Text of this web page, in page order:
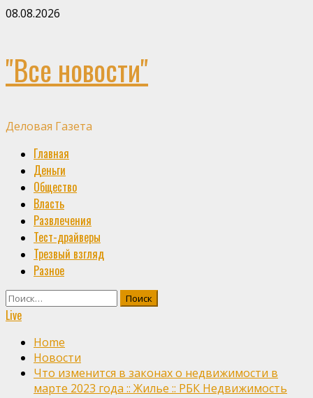
Skip
08.08.2026
"Все новости"
Деловая Газета
Primary
Menu
Главная
Деньги
Общество
Власть
Развлечения
Тест-драйверы
Трезвый взгляд
Разное
Найти:
Live
Home
Новости
Что изменится в законах о недвижимости в
марте 2023 года :: Жилье :: РБК Недвижимость